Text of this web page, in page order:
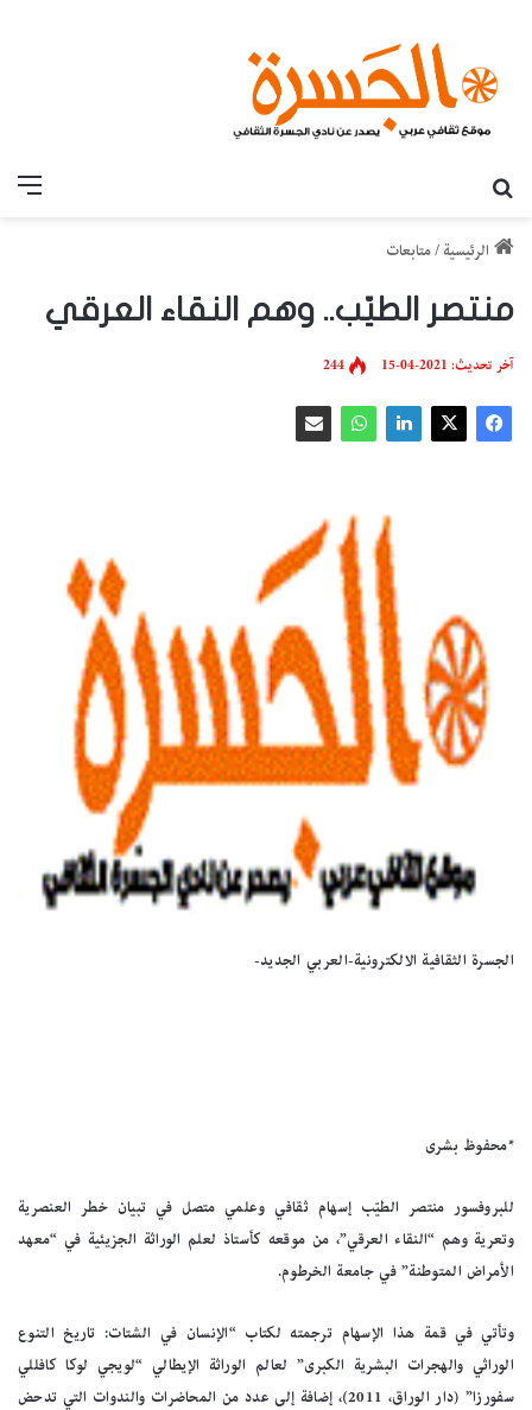
الرئيسية /متابعات
منتصر الطيّب.. وهم النقاء العرقي
آخر تحديث: 2021-04-15 244
الجسرة الثقافية الالكترونية-العربي الجديد-
*محفوظ بشرى
للبروفسور منتصر الطيّب إسهام ثقافي وعلمي متصل في تبيان خطر العنصرية
وتعرية وهم “النقاء العرقي”، من موقعه كأستاذ لعلم الوراثة الجزيئية في “معهد
الأمراض المتوطنة” في جامعة الخرطوم.
وتأتي في قمة هذا الإسهام ترجمته لكتاب “الإنسان في الشتات: تاريخ التنوع
الوراثي والهجرات البشرية الكبرى” لعالم الوراثة الإيطالي “لويجي لوكا كافللي
سفورزا” (دار الوراق، 2011)، إضافة إلى عدد من المحاضرات والندوات التي تدحض